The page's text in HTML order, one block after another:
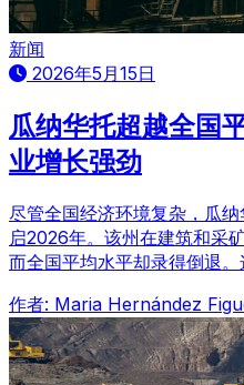
新闻
2026年5月15日
瓜纳华托超越全国
业增长强劲
尽管全国经济环境复杂，瓜
启2026年。该州在建筑和采
而全国平均水平却录得倒退
作者: Maria Hernández